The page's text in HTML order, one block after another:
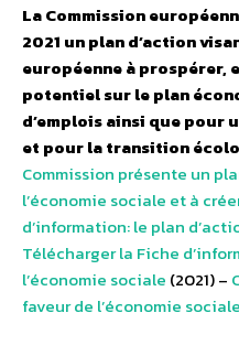
La Commission
2021 un plan d’action
européenne à prospérer,
potentiel sur le plan
d’emplois ainsi que pour
et pour la transition
Commission présente un
l’économie sociale et à
d’information: le plan
Télécharger la Fiche
l’économie sociale (2021) –
faveur de l’économie sociale